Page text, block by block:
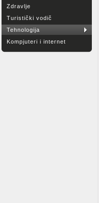
Zdravlje
Turistički vodič
Tehnologija
Kompjuteri i internet